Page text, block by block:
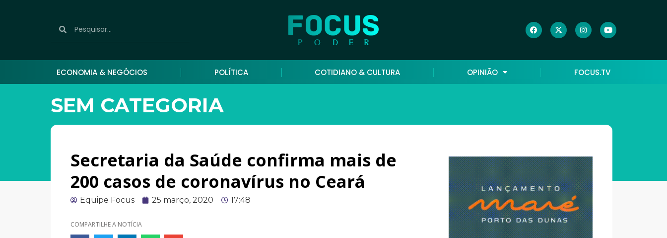
ECONOMIA & NEGÓCIOS POLÍTICA COTIDIANO & CULTURA OPINIÃO FOCUS.TV
SEM CATEGORIA
Secretaria da Saúde confirma mais de
200 casos de coronavírus no Ceará
Equipe Focus 25 março, 2020 17:48
COMPARTILHE A NOTÍCIA